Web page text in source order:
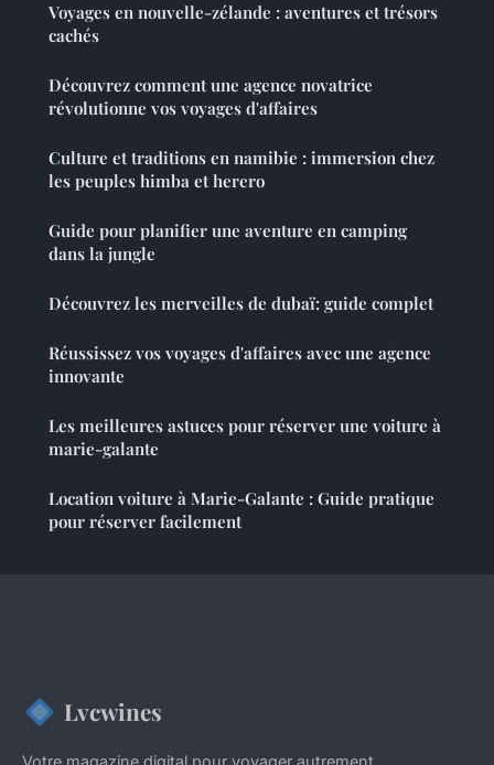
Voyages en nouvelle-zélande : aventures et trésors
cachés
Découvrez comment une agence novatrice
révolutionne vos voyages d'affaires
Culture et traditions en namibie : immersion chez
les peuples himba et herero
Guide pour planifier une aventure en camping
dans la jungle
Découvrez les merveilles de dubaï: guide complet
Réussissez vos voyages d'affaires avec une agence
innovante
Les meilleures astuces pour réserver une voiture à
marie-galante
Location voiture à Marie-Galante : Guide pratique
pour réserver facilement
Lvcwines